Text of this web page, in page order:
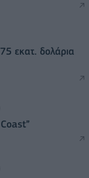
εκατ. δολάρια